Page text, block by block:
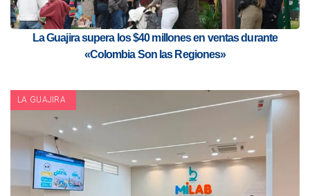
La Guajira supera los $40 millones en ventas durante
«Colombia Son las Regiones»
LA GUAJIRA